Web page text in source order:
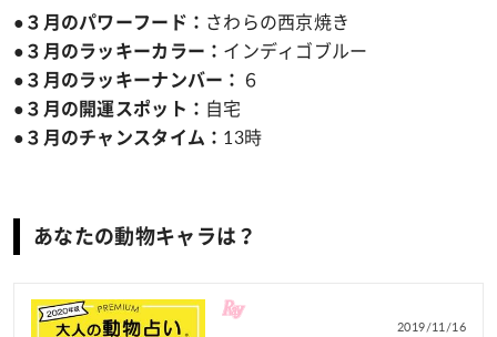
●３月のパワーフード： さわらの西京焼き
●３月のラッキーカラー： インディゴブルー
●３月のラッキーナンバー： ６
●３月の開運スポット： 自宅
●３月のチャンスタイム： 13時
あなたの動物キャラは？
2019/11/16